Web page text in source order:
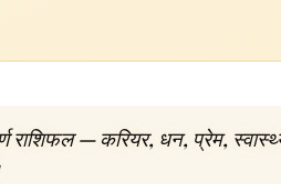
राशिफल — करियर, धन, प्रेम,